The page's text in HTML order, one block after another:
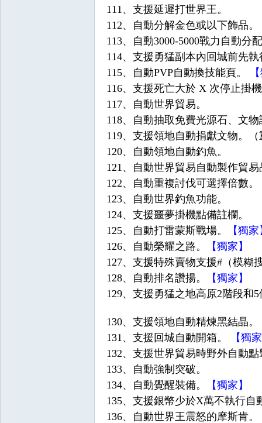
111、支援延遲打世界王。
112、自動分解金色或以下飾品。
113、自動3000-5000戰力自動分
114、支援勇猛副本內回城前先
115、自動PVP自動換技能頁。
116、支援死亡大於 X 次停止掛
117、自動世界貿易。
118、自動抽取免費光源石、文
119、支援領地自動捐獻文物。
120、自動領地自動釣魚。
121、自動世界貿易自動製作貿易
122、自動重複討伐可選擇倍數。
123、自動世界釣魚功能。
124、支援噩夢掛機點備註欄。
125、自動打雷蒙斯戰場。
【獨
126、自動榮耀之路。
【獨家】
127、支援特殊賣物支援#（模糊
128、自動排名讚揚。
【獨家】
129、支援勇猛之地高原2階段和
130、支援領地自動精煉黑結晶。
131、支援回城自動開箱。
【獨
132、支援世界貿易時野外自動
133、自動強制突破。
134、自動覺醒裝備。
【獨家】
135、支援銀幣少於X萬不執行自
136、自動世界王震怒的摩斯肯。